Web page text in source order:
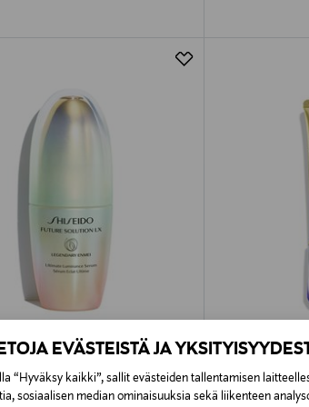
EVÄSTEISTÄ JA
“Hyväksy kaikki”, sallit evästeiden tallentamisen
sosiaalisen median ominaisuuksia sekä liikenteen
LX Legendary Enemi Serum -
SHISEIDO
VP